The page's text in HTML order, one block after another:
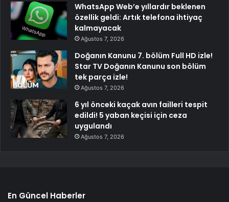
WhatsApp Web’e yıllardır beklenen
özellik geldi: Artık telefona ihtiyaç
kalmayacak
Ağustos 7, 2026
Doğanın Kanunu 7. bölüm Full HD izle!
Star TV Doğanın Kanunu son bölüm
tek parça izle!
Ağustos 7, 2026
6 yıl önceki kaçak avın failleri tespit
edildi! 5 yaban keçisi için ceza
uygulandı
Ağustos 7, 2026
En Güncel Haberler